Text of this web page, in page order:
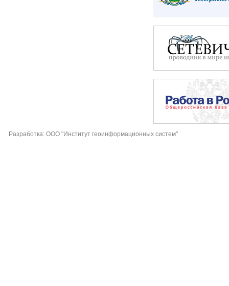
Разработка: ООО "Институт геоинформационных систем"